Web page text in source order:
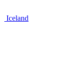
Iceland